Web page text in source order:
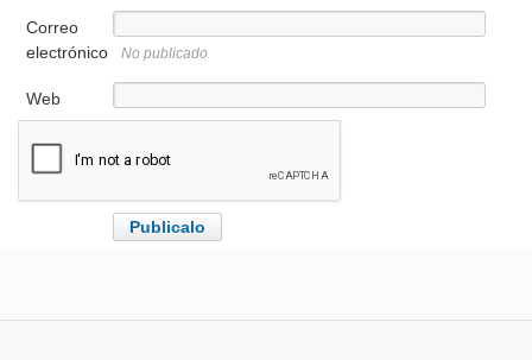
Correo
electrónico
No publicado
Web